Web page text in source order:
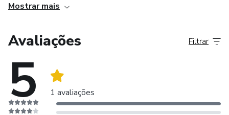
desenvolvimento profissional e quer acelerar seus
sua trajetória de vendas e de negócios!
Está pronto para o próximo nível? Entre em contato e
comece a sua jornada de sucesso com quem realmente
entende do mercado!
Mostrar mais
Avaliações
5 1 avaliações
Filtrar